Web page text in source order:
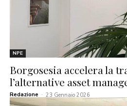
NPE
Borgosesia accelera la
l’alternative asset
Redazione - 23 Gennaio 2026